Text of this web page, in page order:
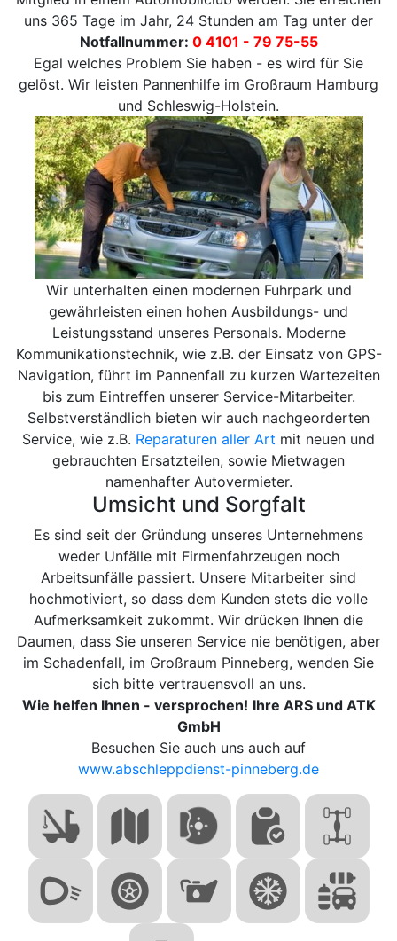
uns 365 Tage im Jahr, 24 Stunden am Tag unter der
Notfallnummer: 0 4101 - 79 75-55
Egal welches Problem Sie haben - es wird für Sie
gelöst. Wir leisten Pannenhilfe im Großraum Hamburg
und Schleswig-Holstein.
Wir unterhalten einen modernen Fuhrpark und
gewährleisten einen hohen Ausbildungs- und
Leistungsstand unseres Personals. Moderne
Kommunikationstechnik, wie z.B. der Einsatz von GPS-
Navigation, führt im Pannenfall zu kurzen Wartezeiten
bis zum Eintreffen unserer Service-Mitarbeiter.
Selbstverständlich bieten wir auch nachgeorderten
Service, wie z.B. Reparaturen aller Art mit neuen und
gebrauchten Ersatzteilen, sowie Mietwagen
namenhafter Autovermieter.
Umsicht und Sorgfalt
Es sind seit der Gründung unseres Unternehmens
weder Unfälle mit Firmenfahrzeugen noch
Arbeitsunfälle passiert. Unsere Mitarbeiter sind
hochmotiviert, so dass dem Kunden stets die volle
Aufmerksamkeit zukommt. Wir drücken Ihnen die
Daumen, dass Sie unseren Service nie benötigen, aber
im Schadenfall, im Großraum Pinneberg, wenden Sie
sich bitte vertrauensvoll an uns.
Wie helfen Ihnen - versprochen! Ihre ARS und ATK
GmbH
Besuchen Sie auch uns auch auf
www.abschleppdienst-pinneberg.de